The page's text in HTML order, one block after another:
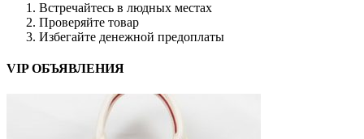
Встречайтесь в людных местах
Проверяйте товар
Избегайте денежной предоплаты
VIP ОБЪЯВЛЕНИЯ